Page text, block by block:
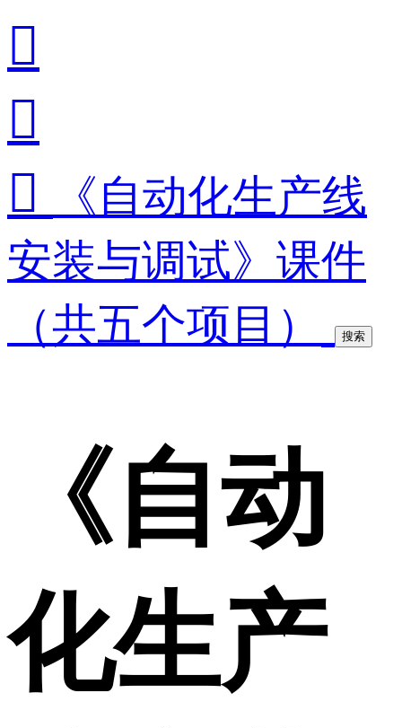



《自动化生产线
安装与调试》课件
（共五个项目）
搜索
《自动
化生产